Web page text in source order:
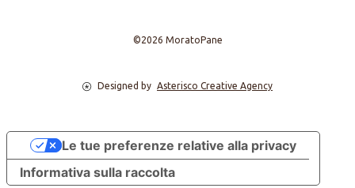
©2026 MoratoPane
Designed by Asterisco Creative Agency
Informativa sulla raccolta
Le tue preferenze relative alla privacy